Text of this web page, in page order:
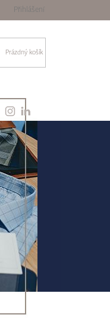
Přihlášení
Prázdný košík